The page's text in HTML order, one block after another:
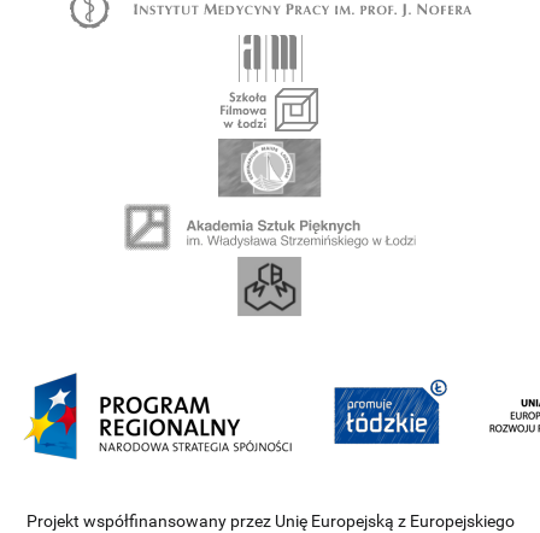
Projekt współfinansowany przez Unię Europejską z Europejskiego